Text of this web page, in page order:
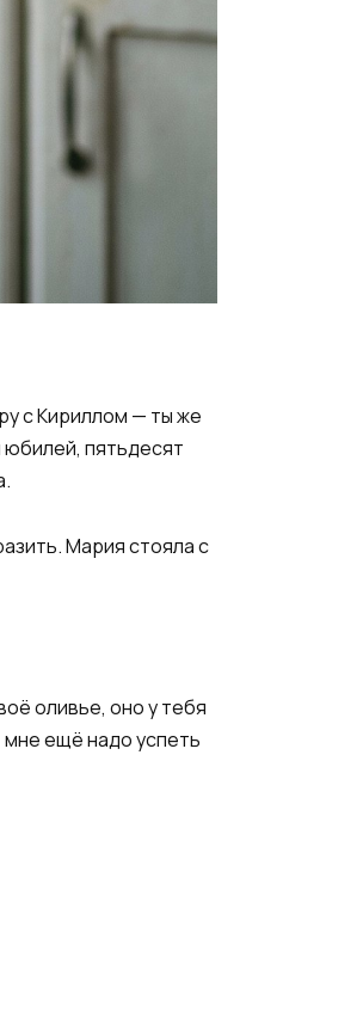
с Кириллом — ты же
пятьдесят
Мария стояла с
оливье, оно у тебя
мне ещё надо успеть